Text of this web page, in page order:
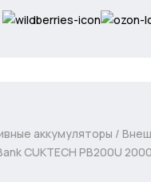
аккумуляторы
CUKTECH PB200U